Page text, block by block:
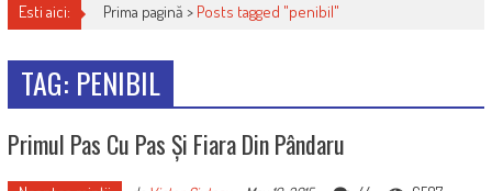
Esti aici: Prima pagină > Posts tagged "penibil"
TAG: PENIBIL
Primul Pas Cu Pas Și Fiara Din Pândaru